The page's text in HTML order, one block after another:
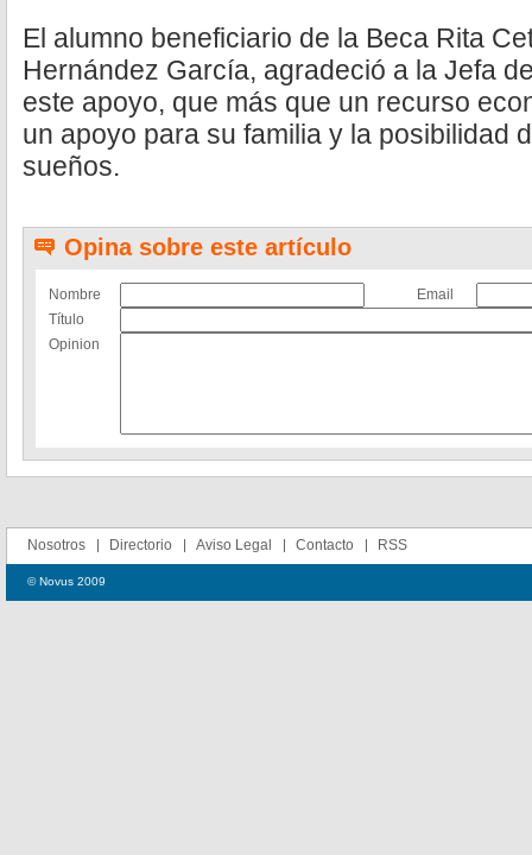
El alumno beneficiario de la Beca Rita
Hernández García, agradeció a la Jefa
este apoyo, que más que un recurso
un apoyo para su familia y la posibilidad
sueños.
Opina sobre este artículo
Nombre
Email
Título
Opinion
Nosotros Directorio Aviso Legal Contacto RSS
© Novus 2009